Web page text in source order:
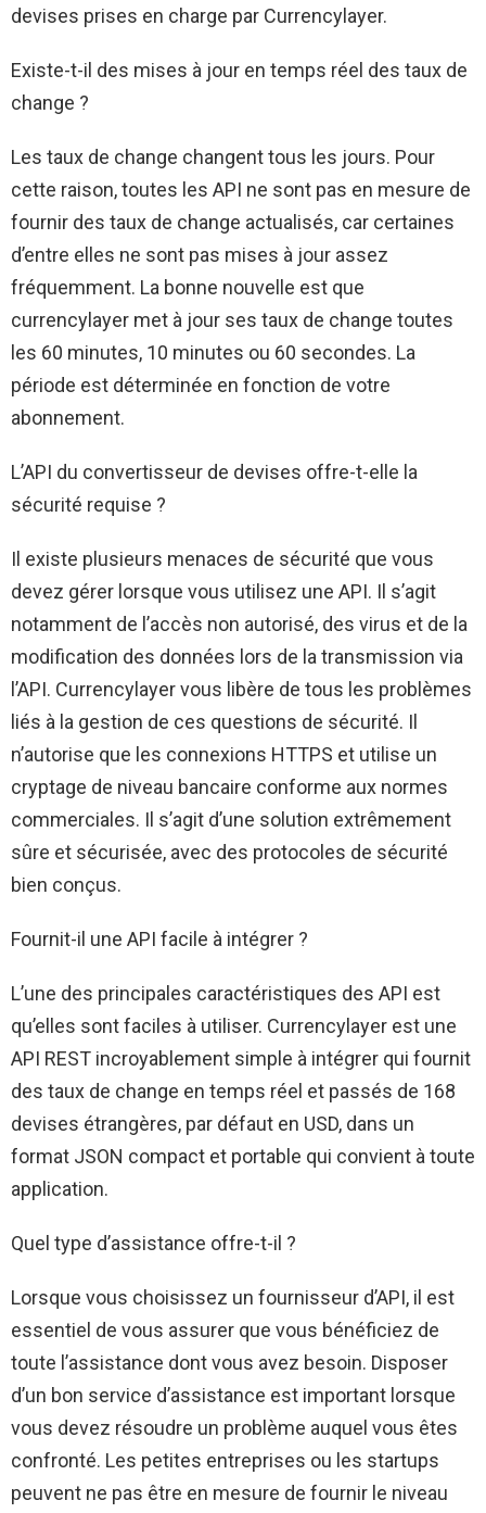
devises prises en charge par Currencylayer.
Existe-t-il des mises à jour en temps réel des taux de
change ?
Les taux de change changent tous les jours. Pour
cette raison, toutes les API ne sont pas en mesure de
fournir des taux de change actualisés, car certaines
d’entre elles ne sont pas mises à jour assez
fréquemment. La bonne nouvelle est que
currencylayer met à jour ses taux de change toutes
les 60 minutes, 10 minutes ou 60 secondes. La
période est déterminée en fonction de votre
abonnement.
L’API du convertisseur de devises offre-t-elle la
sécurité requise ?
Il existe plusieurs menaces de sécurité que vous
devez gérer lorsque vous utilisez une API. Il s’agit
notamment de l’accès non autorisé, des virus et de la
modification des données lors de la transmission via
l’API. Currencylayer vous libère de tous les problèmes
liés à la gestion de ces questions de sécurité. Il
n’autorise que les connexions HTTPS et utilise un
cryptage de niveau bancaire conforme aux normes
commerciales. Il s’agit d’une solution extrêmement
sûre et sécurisée, avec des protocoles de sécurité
bien conçus.
Fournit-il une API facile à intégrer ?
L’une des principales caractéristiques des API est
qu’elles sont faciles à utiliser. Currencylayer est une
API REST incroyablement simple à intégrer qui fournit
des taux de change en temps réel et passés de 168
devises étrangères, par défaut en USD, dans un
format JSON compact et portable qui convient à toute
application.
Quel type d’assistance offre-t-il ?
Lorsque vous choisissez un fournisseur d’API, il est
essentiel de vous assurer que vous bénéficiez de
toute l’assistance dont vous avez besoin. Disposer
d’un bon service d’assistance est important lorsque
vous devez résoudre un problème auquel vous êtes
confronté. Les petites entreprises ou les startups
peuvent ne pas être en mesure de fournir le niveau